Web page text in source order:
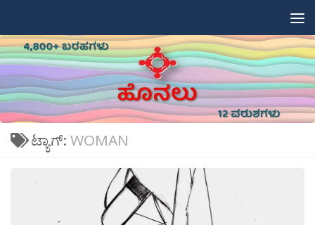
ಟ್ಯಾಗ್: WOMAN